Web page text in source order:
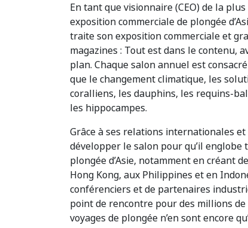
En tant que visionnaire (CEO) de la
exposition commerciale de plongée
traite son exposition commerciale et
magazines : Tout est dans le contenu,
plan. Chaque salon annuel est
que le changement climatique, les
coralliens, les dauphins, les requins-
les hippocampes.
Grâce à ses relations internationales
développer le salon pour qu’il englobe
plongée d’Asie, notamment en créant
Hong Kong, aux Philippines et en
conférenciers et de partenaires
point de rencontre pour des millions
voyages de plongée n’en sont encore